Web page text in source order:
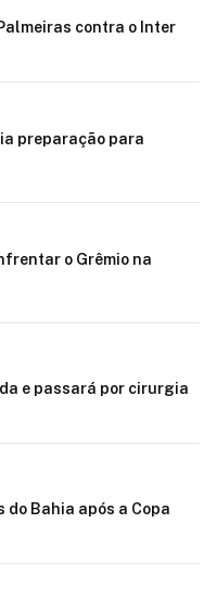
contra o Inter
preparação para
o Grêmio na
e passará por cirurgia
Bahia após a Copa